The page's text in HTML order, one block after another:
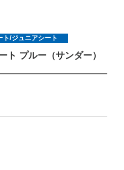
× 閉じる
ト/ジュニアシート
ト プルー（サンダー）